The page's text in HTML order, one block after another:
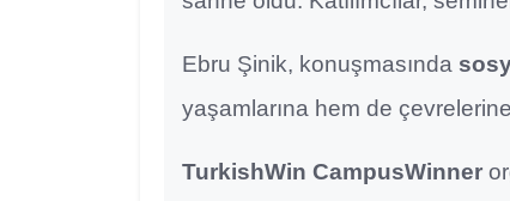
Ebru Şinik, konuşmasında
yaşamlarına hem de
TurkishWin CampusWinner